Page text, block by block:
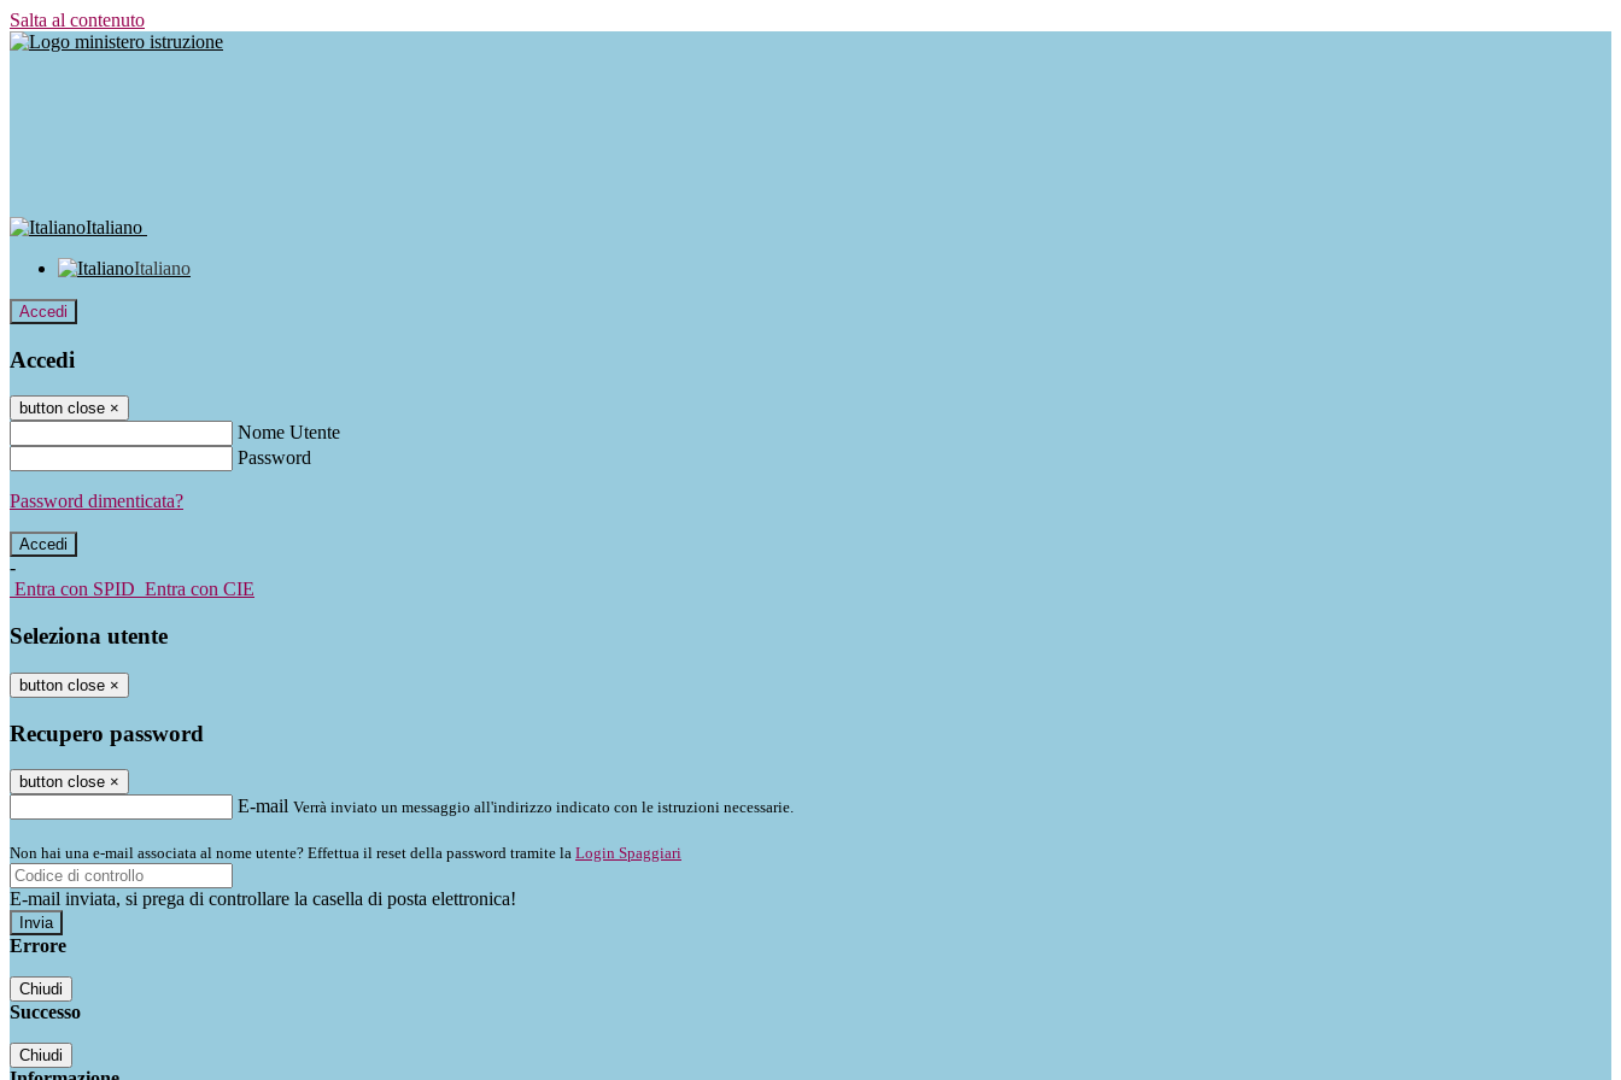
Salta al contenuto
Italiano
Italiano
Accedi
Accedi
button close ×
Nome Utente
Password
Password dimenticata?
-
Entra con SPID Entra con CIE
Seleziona utente
button close ×
Recupero password
button close ×
E-mail Verrà inviato un messaggio all'indirizzo indicato con le istruzioni necessarie.
Non hai una e-mail associata al nome utente? Effettua il reset della password tramite la Login Spaggiari
E-mail inviata, si prega di controllare la casella di posta elettronica!
Errore
Chiudi
Successo
Chiudi